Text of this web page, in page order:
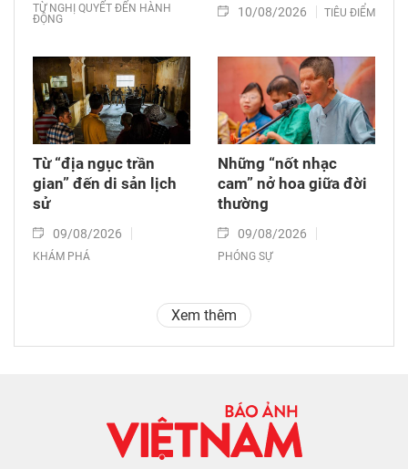
TỪ NGHỊ QUYẾT ĐẾN HÀNH
ĐỘNG
10/08/2026 TIÊU ĐIỂM
Từ “địa ngục trần
gian” đến di sản lịch
sử
09/08/2026
KHÁM PHÁ
Những “nốt nhạc
cam” nở hoa giữa đời
thường
09/08/2026
PHÓNG SỰ
Xem thêm